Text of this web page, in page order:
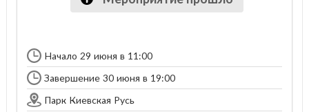
Начало 29 июня в 11:00
Завершение 30 июня в 19:00
Парк Киевская Русь